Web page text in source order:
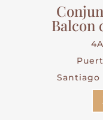
Balcon
Santiago